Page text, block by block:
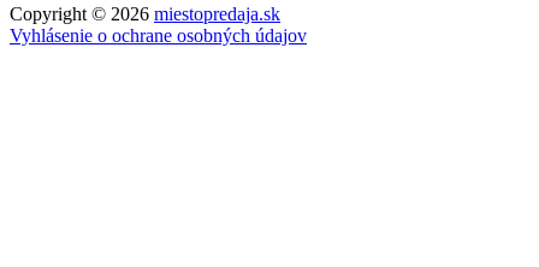
Copyright © 2026 miestopredaja.sk
Vyhlásenie o ochrane osobných údajov